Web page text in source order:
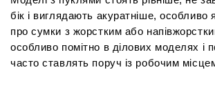
бік і виглядають акуратніше, особливо
про сумки з жорстким або
особливо помітно в ділових моделях і
часто ставлять поруч із робочим